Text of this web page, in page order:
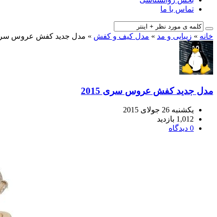
تماس با ما
خانه » زیبایی و مد » مدل کیف و کفش » مدل جدید کفش عروس سری
مدل جدید کفش عروس سری 2015
یکشنبه 26 جولای 2015
1,012 بازدید
0 دیدگاه